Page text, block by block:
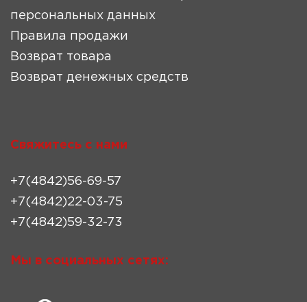
персональных данных
Правила продажи
Возврат товара
Возврат денежных средств
Свяжитесь с нами
+7(4842)56-69-57
+7(4842)22-03-75
+7(4842)59-32-73
Мы в социальных сетях: